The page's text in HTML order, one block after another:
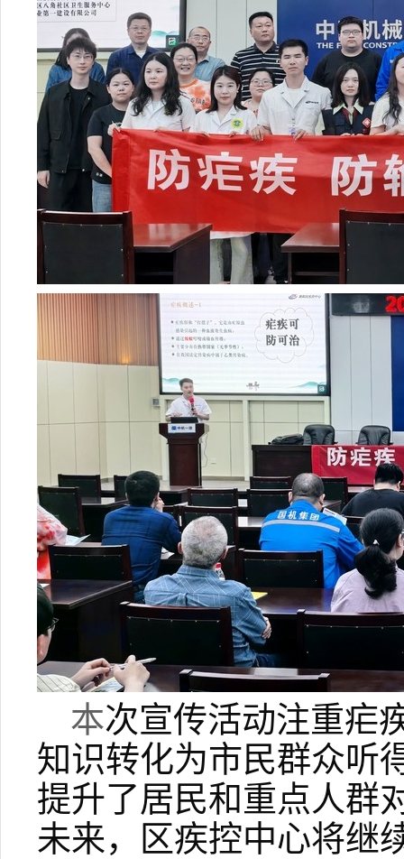
本次宣传活动注重疟
知识转化为市民群众听
提升了居民和重点人群
未来，区疾控中心将继